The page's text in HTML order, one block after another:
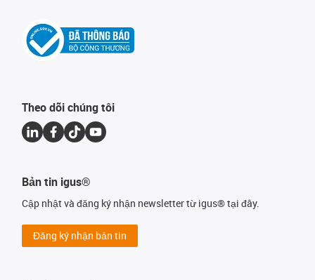
Theo dõi chúng tôi
Bản tin igus®
Cập nhật và đăng ký nhận newsletter từ igus® tại đây.
Đăng ký nhận bản tin